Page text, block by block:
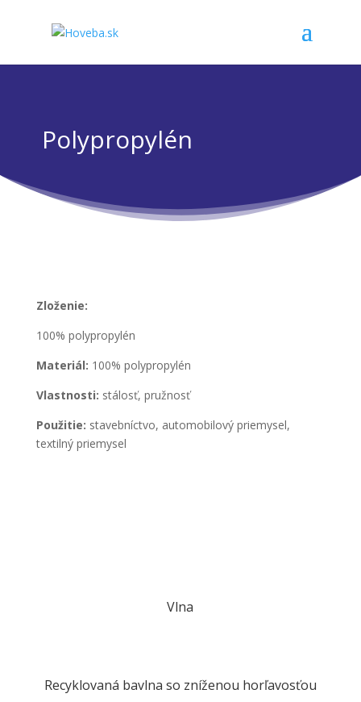
Polypropylén
Zloženie:
100% polypropylén
Materiál: 100% polypropylén
Vlastnosti: stálosť, pružnosť
Použitie: stavebníctvo, automobilový priemysel,
textilný priemysel
Vlna
Recyklovaná bavlna so zníženou horľavosťou